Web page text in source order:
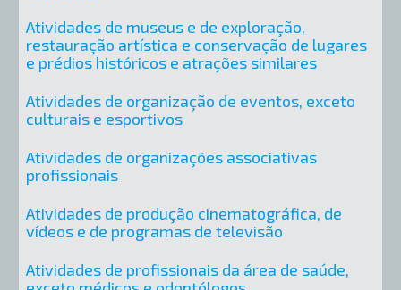
Atividades de museus e de exploração,
restauração artística e conservação de lugares
e prédios históricos e atrações similares
Atividades de organização de eventos, exceto
culturais e esportivos
Atividades de organizações associativas
profissionais
Atividades de produção cinematográfica, de
vídeos e de programas de televisão
Atividades de profissionais da área de saúde,